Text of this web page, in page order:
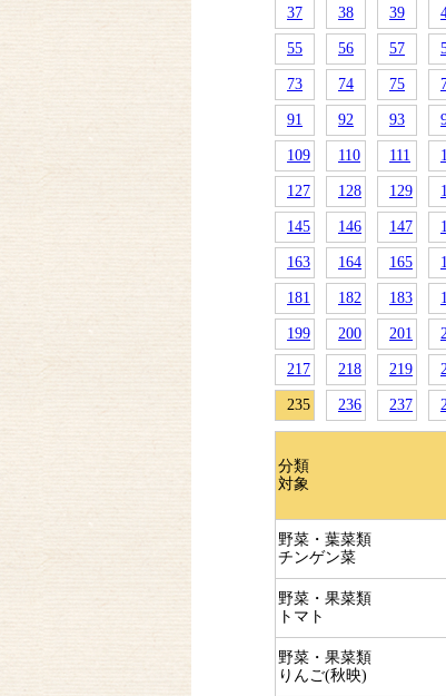
37 38 39
55 56 57
73 74 75
91 92 93
109 110 111
127 128 129
145 146 147
163 164 165
181 182 183
199 200 201
217 218 219
235 236 237
分類
対象
野菜・葉菜類
チンゲン菜
野菜・果菜類
トマト
野菜・果菜類
りんご(秋映)